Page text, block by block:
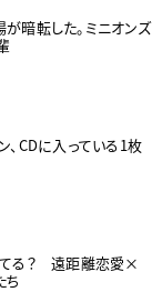
暗転した。ミニオンズ
、CDに入っている1枚
てる？ 遠距離恋愛×
ち